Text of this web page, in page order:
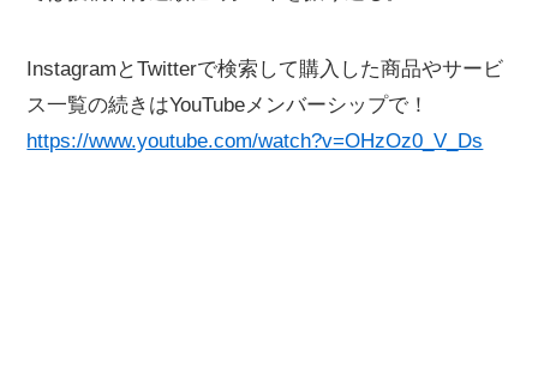
InstagramとTwitterで検索して購入した商品やサービ
ス一覧の続きはYouTubeメンバーシップで！
https://www.youtube.com/watch?v=OHzOz0_V_Ds